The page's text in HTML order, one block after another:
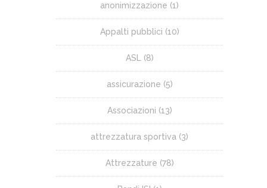
anonimizzazione (1)
Appalti pubblici (10)
ASL (8)
assicurazione (5)
Associazioni (13)
attrezzatura sportiva (3)
Attrezzature (78)